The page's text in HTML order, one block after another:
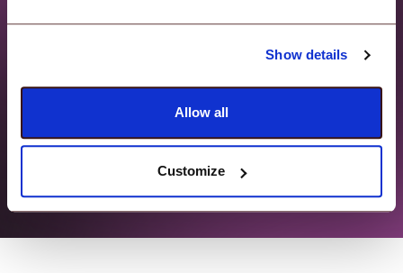
Show details
Allow all
Customize
dashboard naar apparaten.